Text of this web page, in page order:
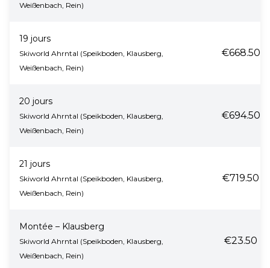
Weißenbach, Rein)
19 jours
Skiworld Ahrntal (Speikboden, Klausberg,
Weißenbach, Rein)
€668.50
20 jours
Skiworld Ahrntal (Speikboden, Klausberg,
Weißenbach, Rein)
€694.50
21 jours
Skiworld Ahrntal (Speikboden, Klausberg,
Weißenbach, Rein)
€719.50
Montée – Klausberg
Skiworld Ahrntal (Speikboden, Klausberg,
Weißenbach, Rein)
€23.50